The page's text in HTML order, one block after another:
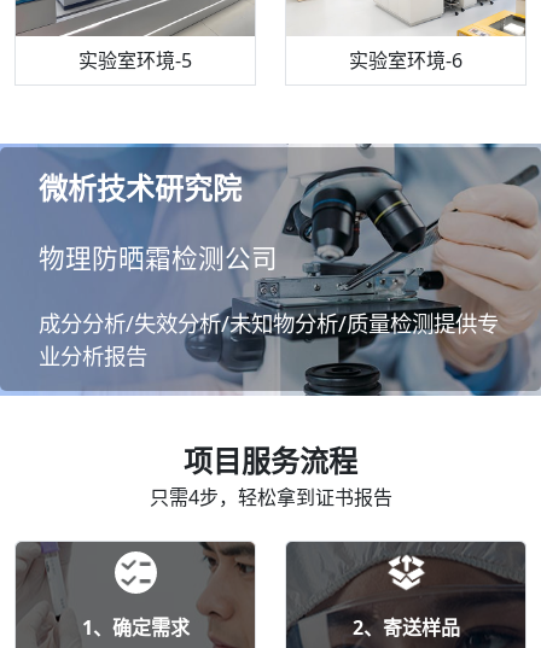
实验室环境-5 实验室环境-6
机构质检技术员-5 机构质检技术员-6
气相色谱仪 万能力学试验仪
微析技术研究院
物理防晒霜检测公司
成分分析/失效分析/未知物分析/质量检测提供专
业分析报告
项目服务流程
只需4步，轻松拿到证书报告
1、确定需求
2、寄送样品